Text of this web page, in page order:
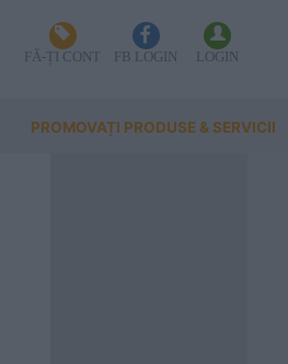
FĂ-ȚI CONT FB LOGIN LOGIN
PROMOVAȚI PRODUSE & SERVICII